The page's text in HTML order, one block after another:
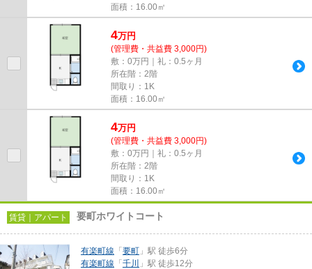
面積：16.00㎡
4万円
(管理費・共益費 3,000円)
敷：0万円｜礼：0.5ヶ月
所在階：2階
間取り：1K
面積：16.00㎡
4万円
(管理費・共益費 3,000円)
敷：0万円｜礼：0.5ヶ月
所在階：2階
間取り：1K
面積：16.00㎡
賃貸｜アパート 要町ホワイトコート
有楽町線 「 要町 」駅 徒歩6分
有楽町線 「 千川
」駅 徒歩12分